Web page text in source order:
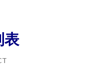
表